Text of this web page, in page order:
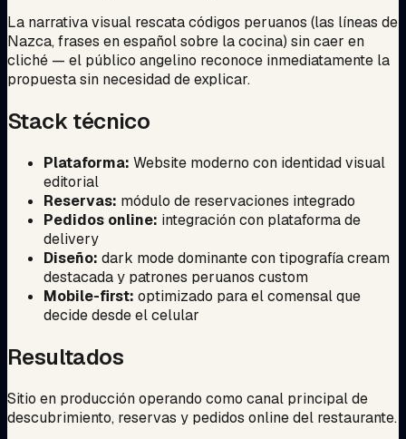
La narrativa visual rescata códigos peruanos (las líneas de
Nazca, frases en español sobre la cocina) sin caer en
cliché — el público angelino reconoce inmediatamente la
propuesta sin necesidad de explicar.
Stack técnico
Plataforma: Website moderno con identidad visual
editorial
Reservas: módulo de reservaciones integrado
Pedidos online: integración con plataforma de
delivery
Diseño: dark mode dominante con tipografía cream
destacada y patrones peruanos custom
Mobile-first: optimizado para el comensal que
decide desde el celular
Resultados
Sitio en producción operando como canal principal de
descubrimiento, reservas y pedidos online del restaurante.